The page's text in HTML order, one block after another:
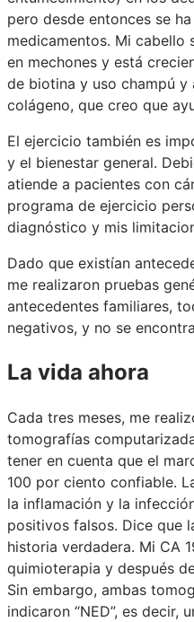
pero desde entonces se
medicamentos. Mi cabello
en mechones y está
de biotina y uso champú
colágeno, que creo que
El ejercicio también es
y el bienestar general.
atiende a pacientes con
programa de ejercicio
diagnóstico y mis
Dado que existían
me realizaron pruebas
antecedentes familiares,
negativos, y no se
La vida ahora
Cada tres meses, me
tomografías
tener en cuenta que el
100 por ciento confiable.
la inflamación y la
positivos falsos. Dice que
historia verdadera. Mi CA
quimioterapia y después
Sin embargo, ambas
indicaron “NED”, es decir,